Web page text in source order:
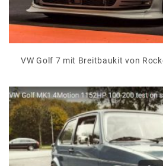
VW Golf 7 mit Breitbaukit von